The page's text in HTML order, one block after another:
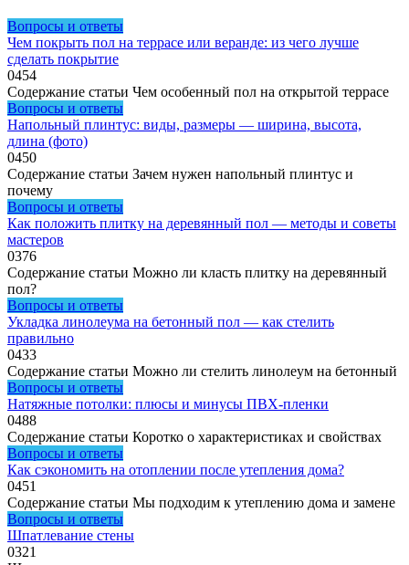
Вопросы и ответы
Чем покрыть пол на террасе или веранде: из чего лучше
сделать покрытие
0454
Содержание статьи Чем особенный пол на открытой террасе
Вопросы и ответы
Напольный плинтус: виды, размеры — ширина, высота,
длина (фото)
0450
Содержание статьи Зачем нужен напольный плинтус и
почему
Вопросы и ответы
Как положить плитку на деревянный пол — методы и советы
мастеров
0376
Содержание статьи Можно ли класть плитку на деревянный
пол?
Вопросы и ответы
Укладка линолеума на бетонный пол — как стелить
правильно
0433
Содержание статьи Можно ли стелить линолеум на бетонный
Вопросы и ответы
Натяжные потолки: плюсы и минусы ПВХ-пленки
0488
Содержание статьи Коротко о характеристиках и свойствах
Вопросы и ответы
Как сэкономить на отоплении после утепления дома?
0451
Содержание статьи Мы подходим к утеплению дома и замене
Вопросы и ответы
Шпатлевание стены
0321